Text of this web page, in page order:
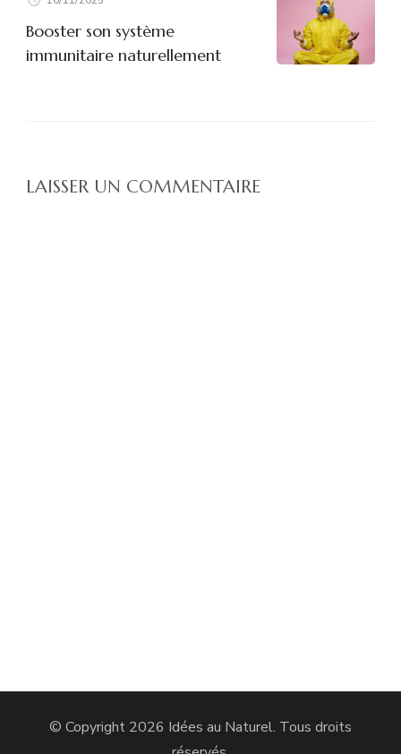
Booster son système
immunitaire naturellement
LAISSER UN COMMENTAIRE
© Copyright 2026 Idées au Naturel. Tous droits